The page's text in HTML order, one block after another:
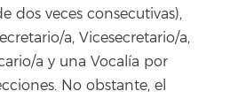
dos veces consecutivas),
a, Vicesecretario/a,
a y una Vocalía por
No obstante, el